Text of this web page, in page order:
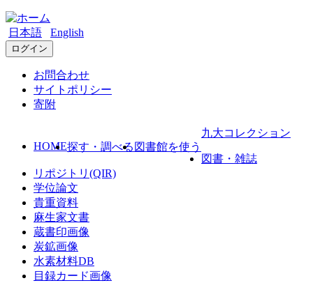
日本語 English
ログイン
お問合わせ
サイトポリシー
寄附
HOME探す・調べる 図書館を使う
九大コレクション
図書・雑誌
リポジトリ(QIR)
学位論文
貴重資料
麻生家文書
蔵書印画像
炭鉱画像
水素材料DB
目録カード画像